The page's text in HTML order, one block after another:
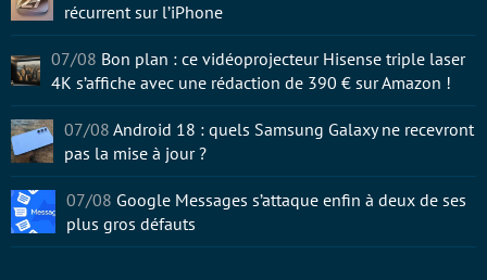
récurrent sur l’iPhone
07/08 Bon plan : ce vidéoprojecteur Hisense triple laser
4K s’affiche avec une rédaction de 390 € sur Amazon !
07/08 Android 18 : quels Samsung Galaxy ne recevront
pas la mise à jour ?
07/08 Google Messages s’attaque enfin à deux de ses
plus gros défauts